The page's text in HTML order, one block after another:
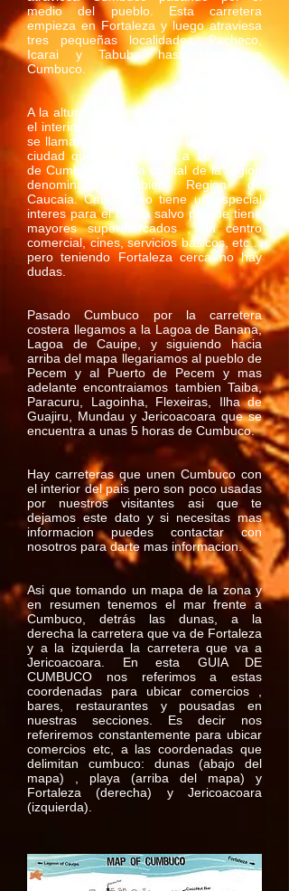
medio del pueblo. Esta carretera
empieza en Fortaleza y luego atraviesa
tres pequeñas localidades, Pacheco,
Icarai y Tabuba hasta llegar a
Cumbuco.
A la altura de Icarai hay un desvio hacia
el interior que lleva a otra poblacion que
se llama Caucaia , Esta es una pequeña
ciudad que se encuentra a 10 minutos
de Cumbuco y es la capital de la region
denominada tambien Region de
Caucaia. Caucaia no tiene un especial
interes para el turista salvo porque tiene
mayores supermercados , un centro
comercial, cines, servicios basicos, etc…
pero teniendo Fortaleza cerca no hay
dudas.
Pasado Cumbuco por la carretera
costera llegamos a la Lagoa de Banana,
Lagoa de Cauipe, y siguiendo hacia
arriba del mapa llegariamos al pueblo de
Pecem y al Puerto de Pecem y mas
adelante encontraiamos tambien Taiba,
Paracuru, Lagoinha, Flexeiras, Ilha de
Guajiru, Mundau y Jericoacoara que se
encuentra a unas 5 horas de Cumbuco.
Hay carreteras que unen Cumbuco con
el interior del pais pero son poco usadas
por nuestros visitantes asi que te
dejamos este dato y si necesitas mas
informacion puedes contactar con
nosotros para darte mas informacion.
Asi que tomando un mapa de la zona y
en resumen tenemos el mar frente a
Cumbuco, detrás las dunas, a la
derecha la carretera que va de Fortaleza
y a la izquierda la carretera que va a
Jericoacoara. En esta GUIA DE
CUMBUCO nos referimos a estas
coordenadas para ubicar comercios ,
bares, restaurantes y pousadas en
nuestras secciones. Es decir nos
referiremos constantemente para ubicar
comercios etc, a las coordenadas que
delimitan cumbuco: dunas (abajo del
mapa) , playa (arriba del mapa) y
Fortaleza (derecha) y Jericoacoara
(izquierda).